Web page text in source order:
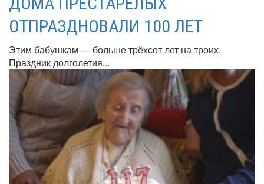
ОТПРАЗДНОВАЛИ 100 ЛЕТ
Этим бабушкам — больше трёхсот лет на троих.
Праздник долголетия...